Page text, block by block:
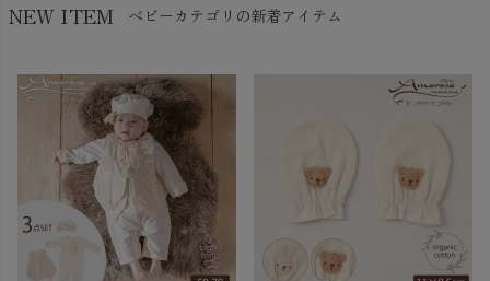
NEW ITEM ベビーカテゴリの新着アイテム